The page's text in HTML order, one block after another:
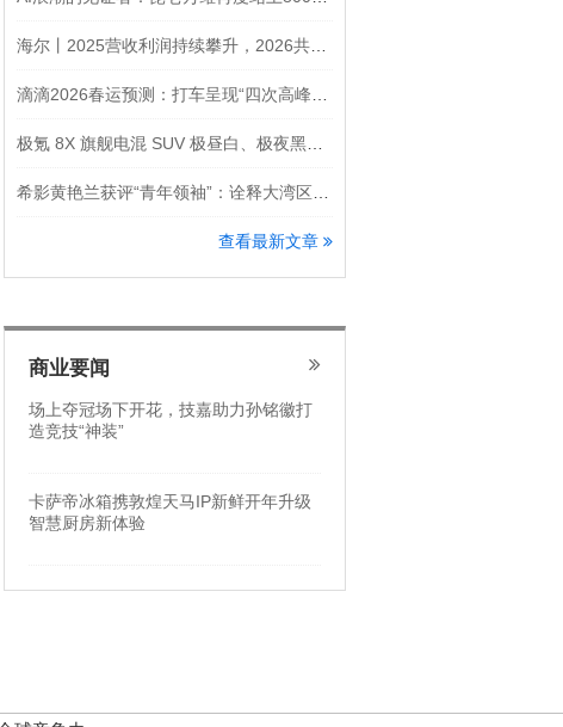
查看最新文章
商业要闻
场上夺冠场下开花，技嘉助力孙铭徽打
造竞技“神装”
卡萨帝冰箱携敦煌天马IP新鲜开年升级
智慧厨房新体验